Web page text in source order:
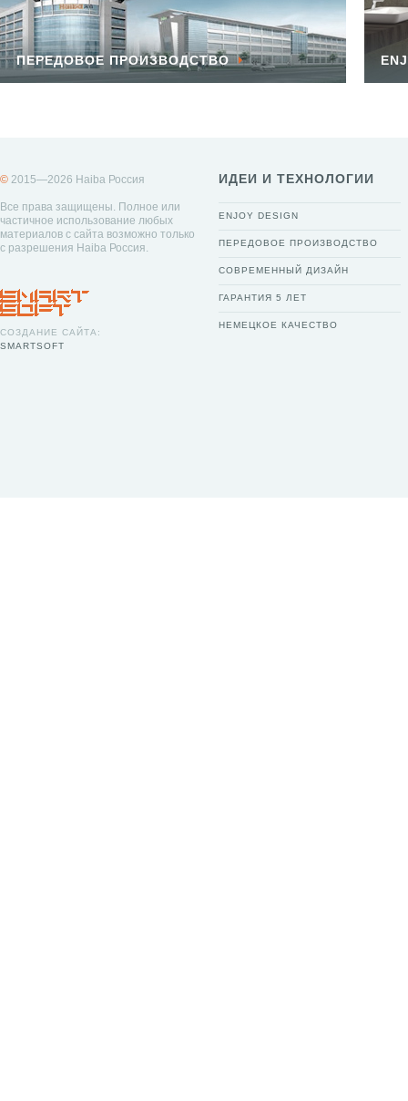
ПЕРЕДОВОЕ ПРОИЗВОДСТВО
© 2015—2026 Haiba Россия
Все права защищены. Полное или
частичное использование любых
материалов с сайта возможно только
с разрешения Haiba Россия.
СОЗДАНИЕ САЙТА:
SMARTSOFT
ИДЕИ И ТЕХНОЛОГИИ
ENJOY DESIGN
ПЕРЕДОВОЕ ПРОИЗВОДСТВО
СОВРЕМЕННЫЙ ДИЗАЙН
ГАРАНТИЯ 5 ЛЕТ
НЕМЕЦКОЕ КАЧЕСТВО